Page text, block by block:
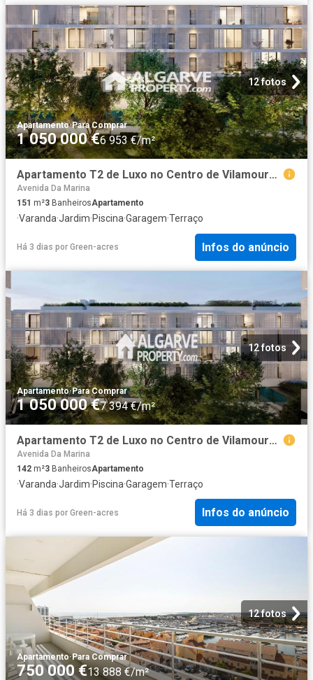
12 fotos
Apartamento·Para Comprar
1 050 000 €6 953 €/m²
Apartamento T2 de Luxo no Centro de Vilamoura – Botânica 151m² Quarteira
Avenida Da Marina
151 m²3 BanheirosApartamento
·Varanda·Jardim·Piscina·Garagem·Terraço
Há 3 dias por Green-acres Infos do anúncio
12 fotos
Apartamento·Para Comprar
1 050 000 €7 394 €/m²
Apartamento T2 de Luxo no Centro de Vilamoura – Botânica 142m² Quarteira
Avenida Da Marina
142 m²3 BanheirosApartamento
·Varanda·Jardim·Piscina·Garagem·Terraço
Há 3 dias por Green-acres Infos do anúncio
12 fotos
Apartamento·Para Comprar
750 000 €13 888 €/m²